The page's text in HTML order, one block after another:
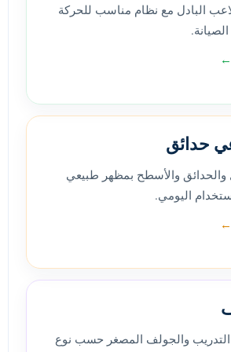
البادل مع نظام مناسب للحركة
←
حدائق
والحدائق والأسطح بمظهر طبيعي
اليومي.
←
والجولف المصغر حسب نوع